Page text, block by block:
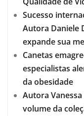
Sucesso
Autora Daniele
expande sua
Canetas
especialistas
da obesidade
Autora
volume da